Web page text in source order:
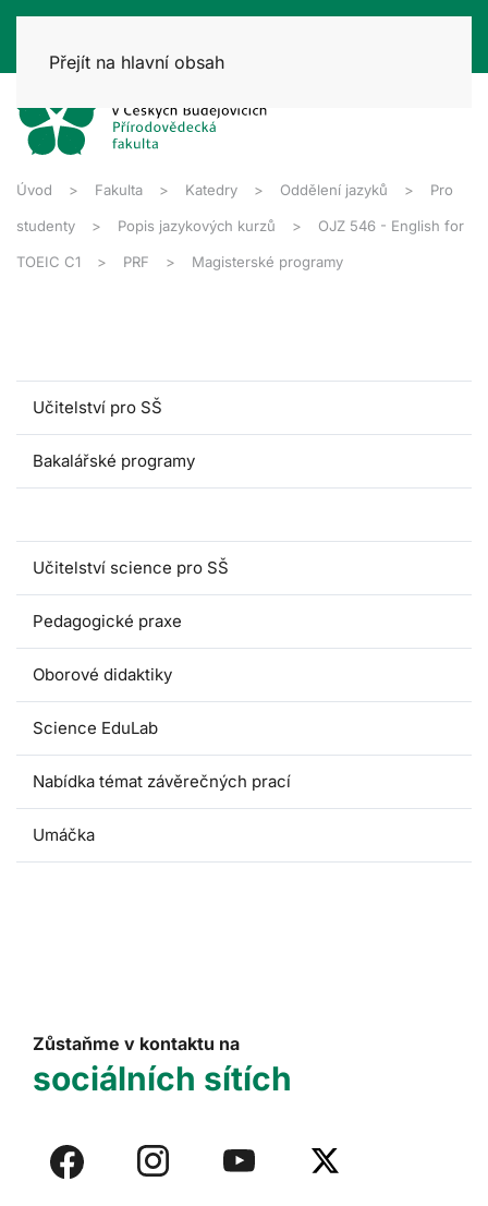
Přejít na hlavní obsah
Úvod Fakulta Katedry Oddělení jazyků Pro
studenty Popis jazykových kurzů OJZ 546 - English for
TOEIC C1 PRF Magisterské programy
Učitelství pro SŠ
Bakalářské programy
Učitelství science pro SŠ
Pedagogické praxe
Oborové didaktiky
Science EduLab
Nabídka témat závěrečných prací
Umáčka
Zůstaňme v kontaktu na
sociálních sítích